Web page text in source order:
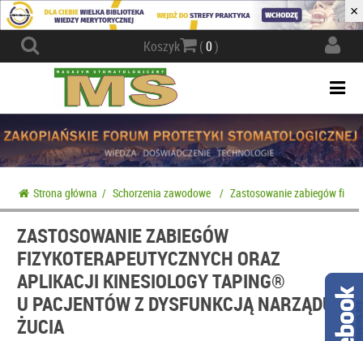
×
Koszyk (0)
Strona główna / Schorzenia zawodowe / Zastosowanie zabiegów
ZASTOSOWANIE ZABIEGÓW
FIZYKOTERAPEUTYCZNYCH ORAZ
APLIKACJI KINESIOLOGY TAPING®
U PACJENTÓW Z DYSFUNKCJĄ NARZĄDU
ŻUCIA